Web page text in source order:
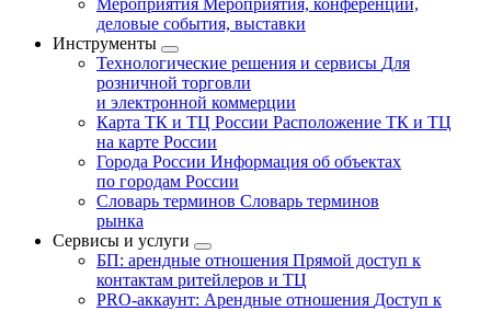
Мероприятия Мероприятия, конференции,
деловые события, выставки
Инструменты
Технологические решения и сервисы Для
розничной торговли
и электронной коммерции
Карта ТК и ТЦ России Расположение ТК и ТЦ
на карте России
Города России Информация об объектах
по городам России
Словарь терминов Словарь терминов
рынка
Сервисы и услуги
БП: арендные отношения Прямой доступ к
контактам ритейлеров и ТЦ
PRO-аккаунт: Арендные отношения Доступ к